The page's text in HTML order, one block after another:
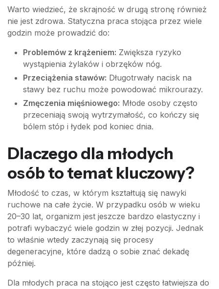
Warto wiedzieć, że skrajność w drugą stronę również
nie jest zdrowa. Statyczna praca stojąca przez wiele
godzin może prowadzić do:
Problemów z krążeniem: Zwiększa ryzyko
wystąpienia żylaków i obrzęków nóg.
Przeciążenia stawów: Długotrwały nacisk na
stawy bez ruchu może powodować mikrourazy.
Zmęczenia mięśniowego: Młode osoby często
przeceniają swoją wytrzymałość, co kończy się
bólem stóp i łydek pod koniec dnia.
Dlaczego dla młodych
osób to temat kluczowy?
Młodość to czas, w którym kształtują się nawyki
ruchowe na całe życie. W przypadku osób w wieku
20–30 lat, organizm jest jeszcze bardzo elastyczny i
potrafi wybaczyć wiele godzin w złej pozycji. Jednak
to właśnie wtedy zaczynają się procesy
degeneracyjne, które dadzą o sobie znać dekadę
później.
Dla młodych praca na stojąco jest często łatwiejsza do